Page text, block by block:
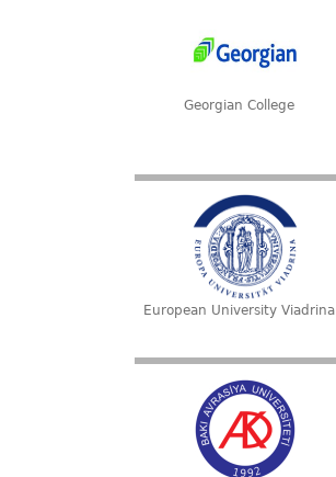
Georgian College
European University Viadrina